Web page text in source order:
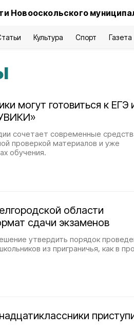
Новооскольского
Культура Спорт Газета
могут готовиться к ЕГЭ
сочетает современные
проверкой материалов и уже
обучения.
области
сдачи экзаменов
утвердить порядок
из приграничья, как в